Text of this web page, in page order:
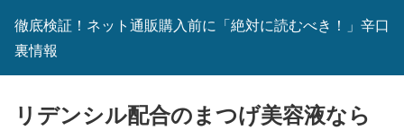
徹底検証！ネット通販購入前に「絶対に読むべき！」辛口
裏情報
リデンシル配合のまつげ美容液なら